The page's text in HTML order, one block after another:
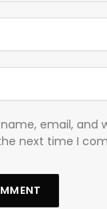
email, and
next time I